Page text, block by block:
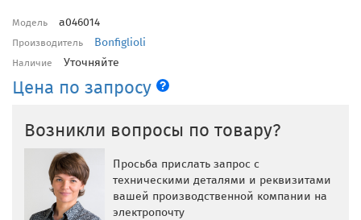
Модель a046014
Производитель Bonfiglioli
Наличие Уточняйте
Цена по запросу
Возникли вопросы по товару?
Просьба прислать запрос с
техническими деталями и реквизитами
вашей производственной компании на
электропочту